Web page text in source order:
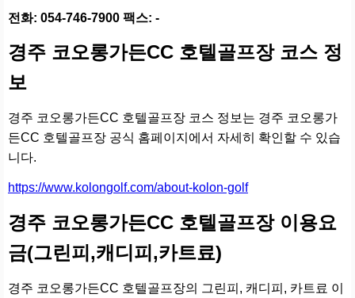
전화: 054-746-7900 팩스: -
경주 코오롱가든CC 호텔골프장 코스 정
보
경주 코오롱가든CC 호텔골프장 코스 정보는 경주 코오롱가
든CC 호텔골프장 공식 홈페이지에서 자세히 확인할 수 있습
니다.
https://www.kolongolf.com/about-kolon-golf
경주 코오롱가든CC 호텔골프장 이용요
금(그린피,캐디피,카트료)
경주 코오롱가든CC 호텔골프장의 그린피, 캐디피, 카트료 이